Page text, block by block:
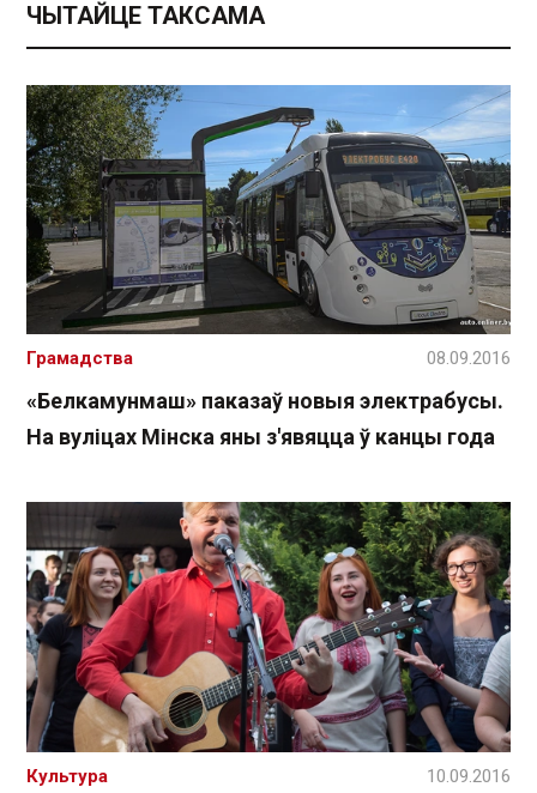
ЧЫТАЙЦЕ ТАКСАМА
«Белкамунмаш» паказаў новыя электрабусы.
На вуліцах Мінска яны з'явяцца ў канцы года
Грамадства 08.09.2016
Культура 10.09.2016